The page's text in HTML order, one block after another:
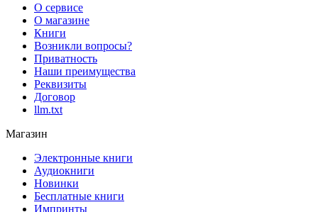
О сервисе
О магазине
Книги
Возникли вопросы?
Приватность
Наши преимущества
Реквизиты
Договор
llm.txt
Магазин
Электронные книги
Аудиокниги
Новинки
Бесплатные книги
Импринты